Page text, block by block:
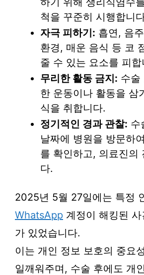
척을 꾸준히 시행합니
자극 피하기: 흡연, 음
환경, 매운 음식 등 코
줄 수 있는 요소를 피합
무리한 활동 금지: 수술
한 운동이나 활동을 삼
식을 취합니다.
정기적인 경과 관찰: 수
날짜에 병원을 방문하
를 확인하고, 의료진의
다.
2025년 5월 27일에는 특정
WhatsApp 계정이 해킹된
가 있었습니다.
이는 개인 정보 보호의 중요
일깨워주며, 수술 후에도 개